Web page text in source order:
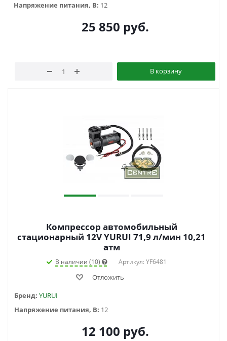
Напряжение питания, В: 12
25 850 руб.
В корзину
Компрессор автомобильный
стационарный 12V YURUI 71,9 л/мин 10,21
атм
В наличии (10) Артикул: YF6481
Отложить
Бренд: YURUI
Напряжение питания, В: 12
12 100 руб.